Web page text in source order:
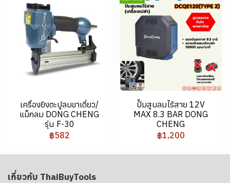
เครื่องยิงตะปูลมขาเดี่ยว/
แม็กลม DONG CHENG
รุ่น F-30
฿582
ปั๊มสูบลมไร้สาย 12V
MAX 8.3 BAR DONG
CHENG
฿1,200
เกี่ยวกับ ThaiBuyTools